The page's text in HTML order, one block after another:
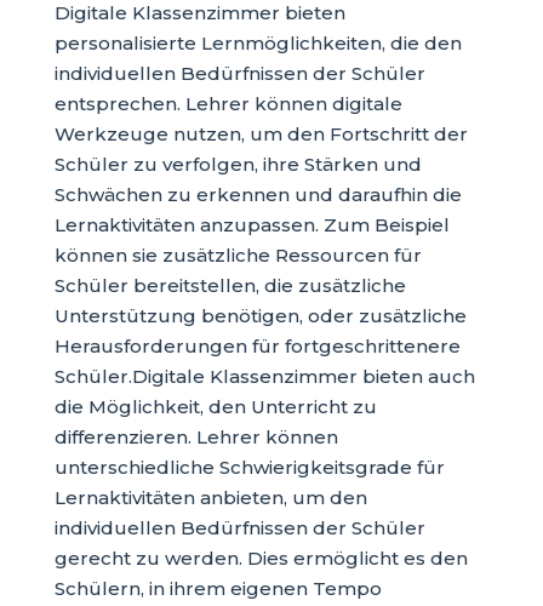
Digitale Klassenzimmer bieten
personalisierte Lernmöglichkeiten, die den
individuellen Bedürfnissen der Schüler
entsprechen. Lehrer können digitale
Werkzeuge nutzen, um den Fortschritt der
Schüler zu verfolgen, ihre Stärken und
Schwächen zu erkennen und daraufhin die
Lernaktivitäten anzupassen. Zum Beispiel
können sie zusätzliche Ressourcen für
Schüler bereitstellen, die zusätzliche
Unterstützung benötigen, oder zusätzliche
Herausforderungen für fortgeschrittenere
Schüler.Digitale Klassenzimmer bieten auch
die Möglichkeit, den Unterricht zu
differenzieren. Lehrer können
unterschiedliche Schwierigkeitsgrade für
Lernaktivitäten anbieten, um den
individuellen Bedürfnissen der Schüler
gerecht zu werden. Dies ermöglicht es den
Schülern, in ihrem eigenen Tempo